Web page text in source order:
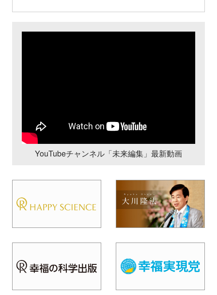
YouTubeチャンネル「未来編集」最新動画